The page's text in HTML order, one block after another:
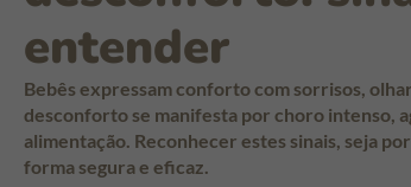
entender
Bebês expressam conforto com sorrisos,
desconforto se manifesta por choro intenso,
alimentação. Reconhecer estes sinais, seja
forma segura e eficaz.